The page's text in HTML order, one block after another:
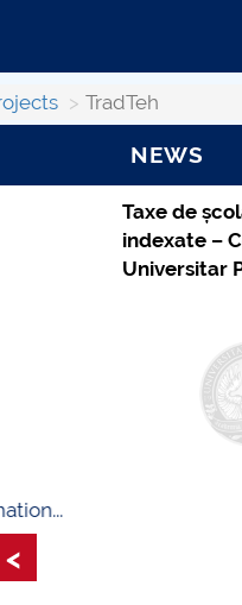
TradTeh
NEWS
Taxe de școlarizare
indexate – Centrul
Universitar Pitești
further
<